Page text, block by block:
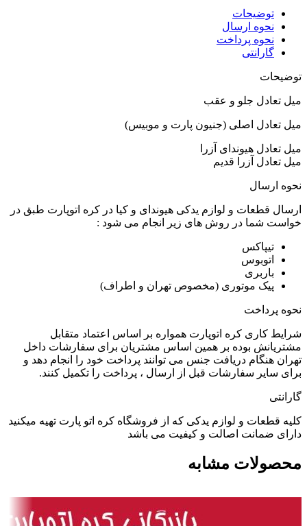
توضیحات
نحوه ارسال
نحوه پرداخت
گارانتی
توضیحات
میل تعادل جلو و عقب
میل تعادل اصلی (جنیون پارت و موبیس)
میل تعادل هیوندای آزرا
میل تعادل آزرا قدیم
نحوه ارسال
ارسال قطعات و لوازم یدکی هیوندای و کیا در کره اتوپارت طبق در
خواست شما در روش های زیر انجام می شود :
تیپاکس
اتوبوس
باربری
پیک موتوری (مخصوص تهران و اطراف)
نحوه پرداخت
شرایط کاری کره اتوپارت همواره بر اساس اعتماد متقابل
مشتریانش بوده بر همین اساس مشتریان برای سفارشات داخل
تهران هنگام دریافت جنس می توانند پرداخت خود را انجام دهد و
برای سایر سفارشات قبل از ارسال ، پرداخت را تکمیل کنند.
گارانتی
کلیه قطعات و لوازم یدکی که از فروشگاه کره اتو پارت تهیه میکنید
دارای ضمانت اصالت و کیفیت می باشد
محصولات مشابه